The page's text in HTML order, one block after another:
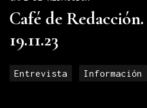
Café de
19.11.23
Entrevista Información